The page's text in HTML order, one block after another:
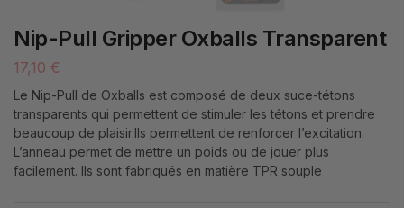
Nip-Pull Gripper Oxballs Transparent
17,10 €
Le Nip-Pull de Oxballs est composé de deux suce-tétons
transparents qui permettent de stimuler les tétons et prendre
beaucoup de plaisir.Ils permettent de renforcer l’excitation.
L’anneau permet de mettre un poids ou de jouer plus
facilement. Ils sont fabriqués en matière TPR souple